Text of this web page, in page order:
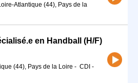
Atlantique (44), Pays de la
en Handball (H/F)
(44), Pays de la Loire - CDI -